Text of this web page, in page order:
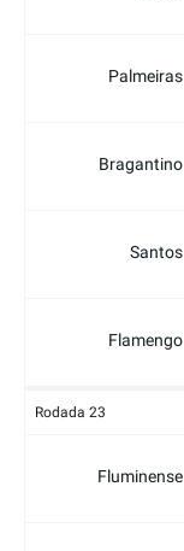
Palmeiras
Bragantino
Santos
Flamengo
Rodada 23
Fluminense